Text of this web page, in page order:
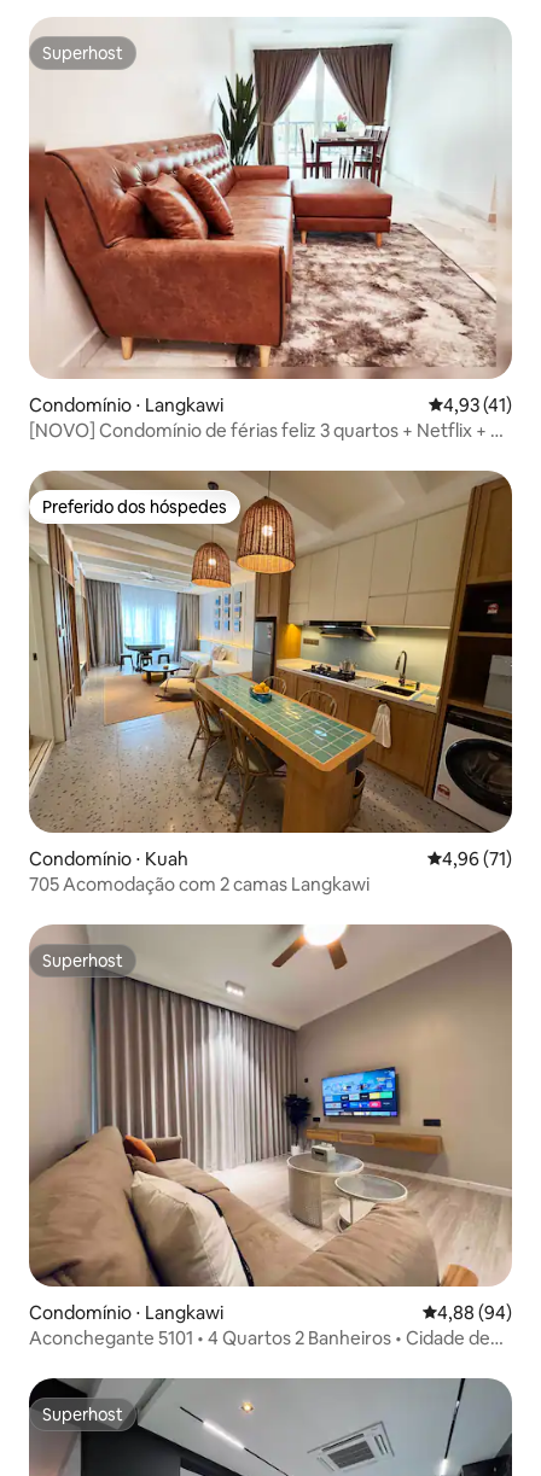
Superhost
Superhost
Condomínio ⋅ Langkawi 4,93 de uma
4,93 (41)
[NOVO] Condomínio de férias feliz 3 quartos + Netflix + 8-
Preferido dos hóspedes
Preferido dos hóspedes
Condomínio ⋅ Kuah 4,96 de uma
4,96 (71)
705 Acomodação com 2 camas Langkawi
Superhost
Superhost
Condomínio ⋅ Langkawi 4,88 de uma
4,88 (94)
Aconchegante 5101 • 4 Quartos 2 Banheiros • Cidade de
Superhost
Superhost